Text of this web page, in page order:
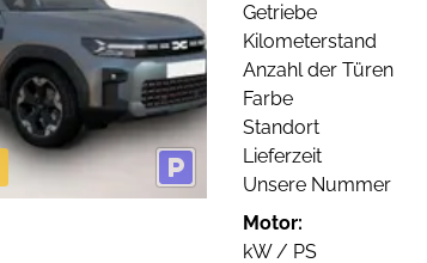
Getriebe
Kilometerstand
Anzahl der Türen
Farbe
Standort
Lieferzeit
Unsere Nummer
Motor:
kW / PS